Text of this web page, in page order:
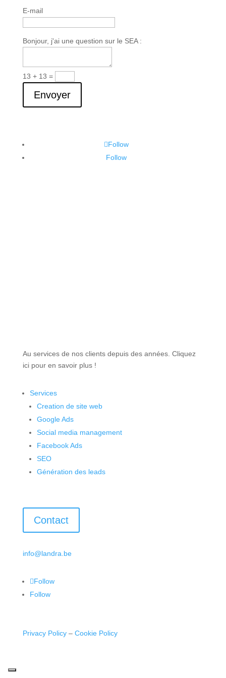
E-mail
Bonjour, j'ai une question sur le SEA :
13 + 13 =
Envoyer
Follow
Follow
Au services de nos clients depuis des années. Cliquez
ici pour en savoir plus !
Services
Creation de site web
Google Ads
Social media management
Facebook Ads
SEO
Génération des leads
Contact
info@landra.be
Follow
Follow
Privacy Policy– Cookie Policy